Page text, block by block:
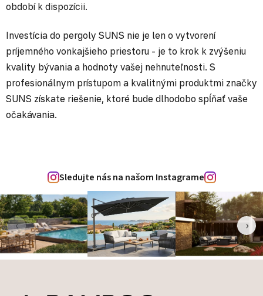
období k dispozícii.
Investícia do pergoly SUNS nie je len o vytvorení
príjemného vonkajšieho priestoru - je to krok k zvýšeniu
kvality bývania a hodnoty vašej nehnuteľnosti. S
profesionálnym prístupom a kvalitnými produktmi značky
SUNS získate riešenie, ktoré bude dlhodobo spĺňať vaše
očakávania.
Sledujte nás na našom Instagrame
‹ ›